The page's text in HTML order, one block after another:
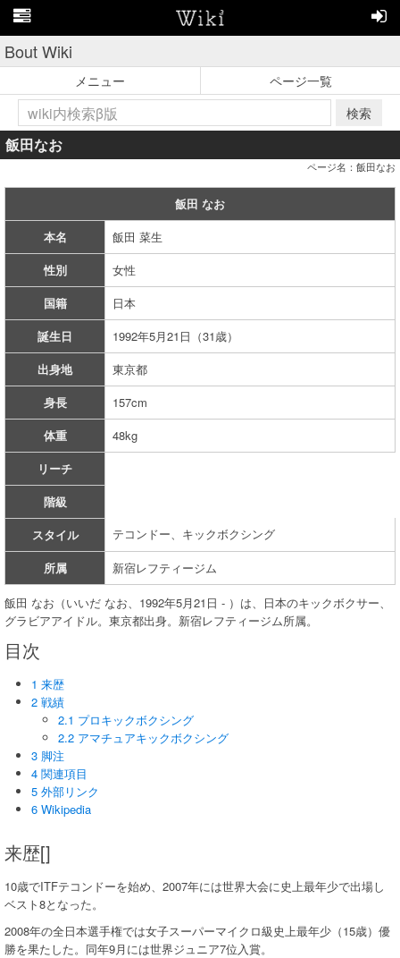
Bout Wiki
メニュー
ページ一覧
検索
飯田なお
ページ名：飯田なお
飯田 なお
本名
飯田 菜生
性別
女性
国籍
日本
誕生日
1992年5月21日（31歳）
出身地
東京都
身長
157cm
体重
48kg
リーチ
階級
スタイル
テコンドー、キックボクシング
所属
新宿レフティージム
飯田 なお（いいだ なお、1992年5月21日 - ）は、日本のキックボクサー、
グラビアアイドル。東京都出身。新宿レフティージム所属。
目次
1 来歴
2 戦績
2.1 プロキックボクシング
2.2 アマチュアキックボクシング
3 脚注
4 関連項目
5 外部リンク
6 Wikipedia
来歴[]
10歳でITFテコンドーを始め、2007年には世界大会に史上最年少で出場し
ベスト8となった。
2008年の全日本選手権では女子スーパーマイクロ級史上最年少（15歳）優
勝を果たした。同年9月には世界ジュニア7位入賞。